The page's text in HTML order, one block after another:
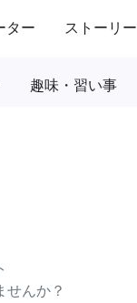
ター ストーリー
趣味・習い事
せんか？